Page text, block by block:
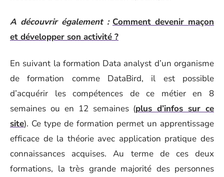
A découvrir également : Comment devenir maçon
et développer son activité ?
En suivant la formation Data analyst d’un organisme
de formation comme DataBird, il est possible
d’acquérir les compétences de ce métieren 8
semaines ou en 12 semaines (plus d’infos sur ce
site). Ce type de formation permet un apprentissage
efficace de la théorie avec application pratique des
connaissances acquises. Au terme de ces deux
formations, la très grande majorité des personnes